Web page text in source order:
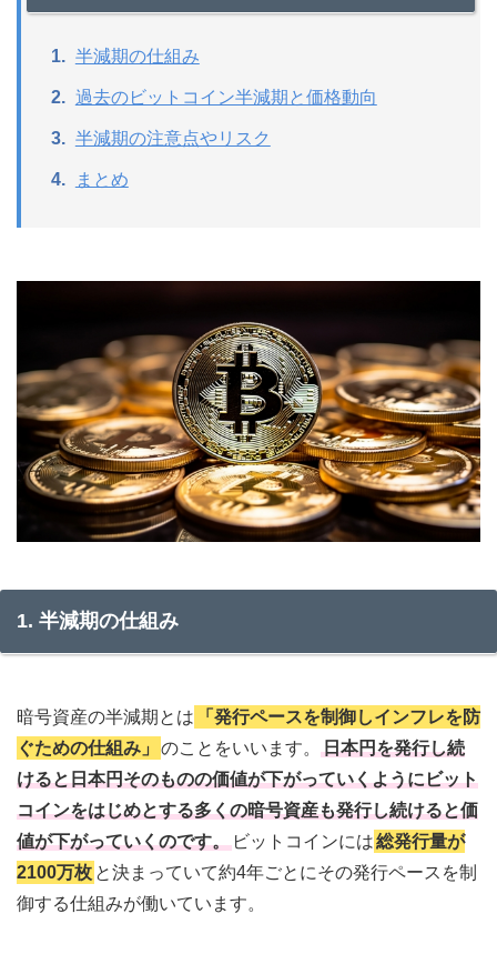
半減期の仕組み
過去のビットコイン半減期と価格動向
半減期の注意点やリスク
まとめ
1. 半減期の仕組み
暗号資産の半減期とは
「発行ペースを制御しインフレを防
ぐための仕組み」
のことをいいます。
日本円を発行し続
けると日本円そのものの価値が下がっていくようにビット
コインをはじめとする多くの暗号資産も発行し続けると価
値が下がっていくのです。 ビットコインには総発行量が
2100万枚 と決まっていて約4年ごとにその発行ペースを制
御する仕組みが働いています。